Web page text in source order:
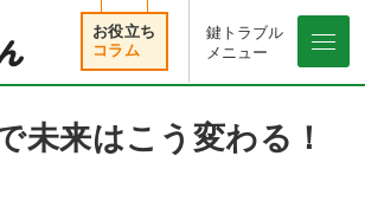
鍵トラブル
メニュー
メニュ
未来はこう変わる！